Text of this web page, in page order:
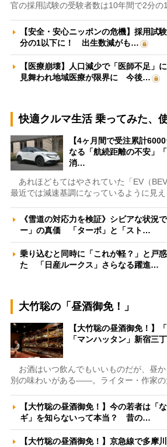
官の採用試験の受験者数は10年間で2分
【安全・安心ニッポンの危機】採用試
分の1以下に！ 出生数減がも…
【医療崩壊】人口減少で「医師不足」
見舞われ地域医療が限界に 今後…
快適クルマ生活 乗ってみた、
【4ヶ月間で受注累計
なる「航続距離の不安」
消…
あれほどもてはやされていた「EV（BEV
最近では減速基調になっているように見
《雪道の対応力を検証》シビアな状況
ー」の真価 「ターボ」と「スト…
乗り込むと同時に「これが軽？」と戸
た 「日産ルークス」さらなる躍進…
大竹聡の「昼酒御免！」
【大竹聡の昼酒御免！】
「マンハッタン」新宿三
お酒はいつ飲んでもいいものだが、昼
別の味わいがある――。ライター・作家
【大竹聡の昼酒御免！】今の若者は「
ギ」を知らないって本当？ 昔の…
【大竹聡の昼酒御免！】京急線で多摩